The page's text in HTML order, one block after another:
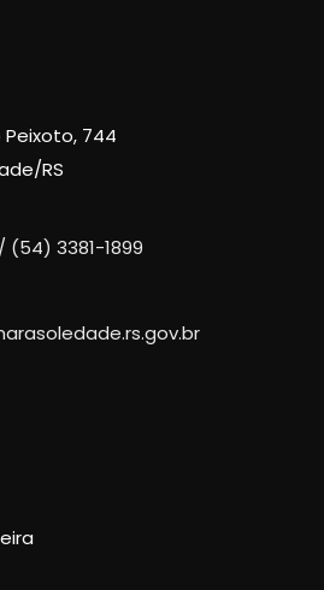
Peixoto, 744
RS
(54) 3381-1899